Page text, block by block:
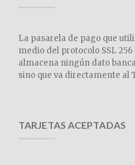
La pasarela de pago que
medio del protocolo SSL
almacena ningún dato
sino que va directamente al
TARJETAS ACEPTADAS